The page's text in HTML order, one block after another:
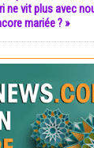
ne vit plus avec
mariée ? »